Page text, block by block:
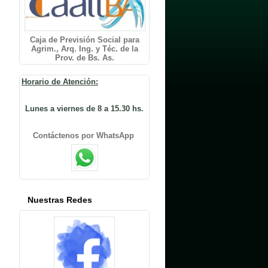
Caja de Previsión Social para
Agrim., Arq. Ing. y Téc. de la
Prov. de Bs. As.
Horario de Atención:
Lunes a viernes de 8 a 15.30 hs.
Contáctenos por WhatsApp
Nuestras Redes